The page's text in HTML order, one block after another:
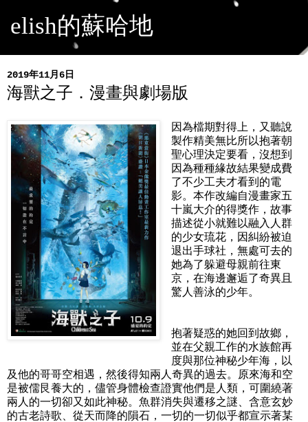
elish的蘇哈地
2019年11月6日
海獸之子．漫畫與劇場版
因為檔期對得上，又聽說
製作精美無比所以抱著朝
聖心理決定要看，沒想到
因為種種緣故結果變成費
了不少工夫才看到的電
影。本作改編自漫畫家五
十嵐大介的得獎作，故事
描述從小就難以融入人群
的少女琉花，因糾紛被迫
退出手球社，無處可去的
她為了躲避母親前往東
京，在海邊邂逅了奇異且
驚人善泳的少年。
抱著疑惑的她回到故鄉，
並在父親工作的水族館再
度與那位神秘少年海，以
及他的哥哥空相遇，然後得知兩人奇異的過去。原來海和空
是被儒艮養大的，儘管身體檢查證實他們是人類，可圍繞著
兩人的一切卻又如此神秘。魚群消失與遷移之謎、含意玄妙
的古老詩歌、從天而降的隕石，一切的一切似乎都宣示著某